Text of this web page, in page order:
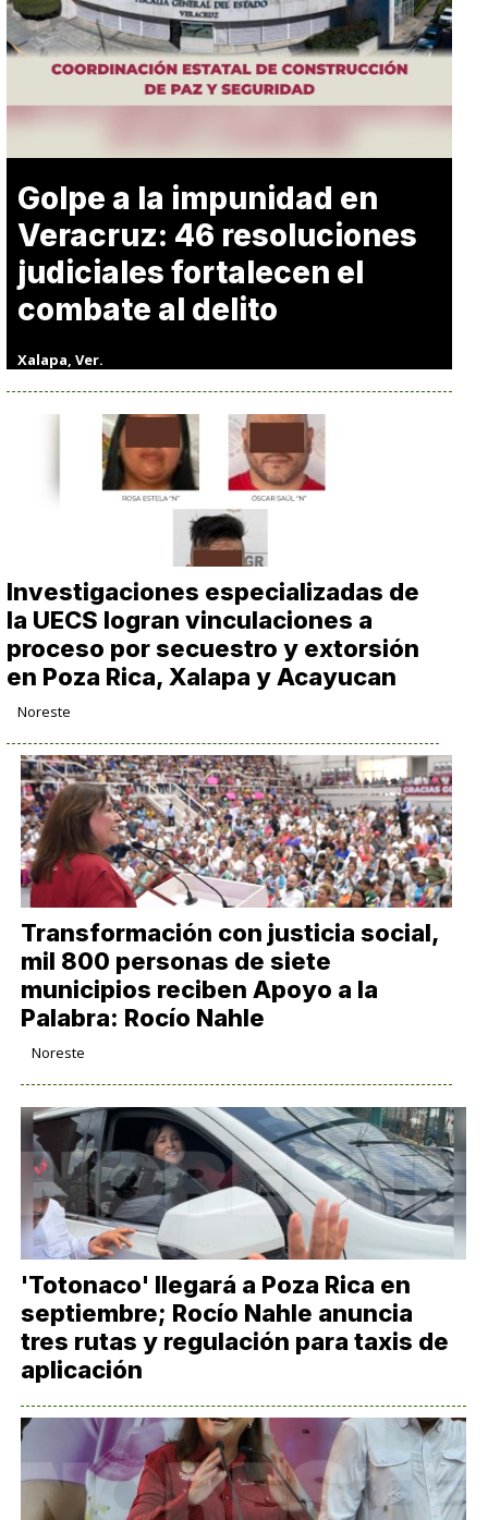
Golpe a la impunidad en
Veracruz: 46 resoluciones
judiciales fortalecen el
combate al delito
Xalapa, Ver.
Investigaciones especializadas de
la UECS logran vinculaciones a
proceso por secuestro y extorsión
en Poza Rica, Xalapa y Acayucan
Noreste
Transformación con justicia social,
mil 800 personas de siete
municipios reciben Apoyo a la
Palabra: Rocío Nahle
Noreste
'Totonaco' llegará a Poza Rica en
septiembre; Rocío Nahle anuncia
tres rutas y regulación para taxis de
aplicación